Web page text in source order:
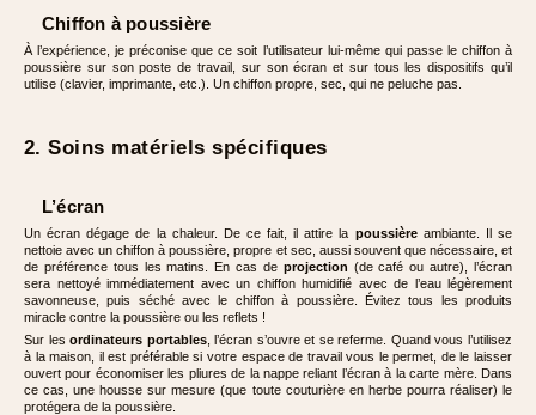
Chiffon à poussière
À l’expérience, je préconise que ce soit l’utilisateur lui-même qui passe le chiffon à
poussière sur son poste de travail, sur son écran et sur tous les dispositifs qu’il
utilise (clavier, imprimante, etc.). Un chiffon propre, sec, qui ne peluche pas.
2. Soins matériels spécifiques
L’écran
Un écran dégage de la chaleur. De ce fait, il attire la poussièreambiante. Il se
nettoie avec un chiffon à poussière, propre et sec, aussi souvent que nécessaire, et
de préférence tous les matins. En cas de projection (de café ou autre), l’écran
sera nettoyé immédiatement avec un chiffon humidifié avec de l’eau légèrement
savonneuse, puis séché avec le chiffon à poussière. Évitez tous les produits
miracle contre la poussière ou les reflets !
Sur lesordinateurs portables, l’écran s’ouvre et se referme. Quand vous l’utilisez
à la maison, il est préférable si votre espace de travail vous le permet, de le laisser
ouvert pour économiser les pliures de la nappe reliant l’écran à la carte mère. Dans
ce cas, une housse sur mesure (que toute couturière en herbe pourra réaliser) le
protégera de la poussière.